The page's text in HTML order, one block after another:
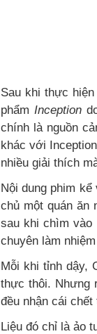
Sau khi thực
phẩm Inception
chính là nguồn
khác với
nhiều giải thích
Nội dung phim
chủ một quán ăn
sau khi chìm vào
chuyên làm
Mỗi khi tỉnh dậy,
thực thôi. Nhưng
đều nhận cái
Liệu đó chỉ là ảo